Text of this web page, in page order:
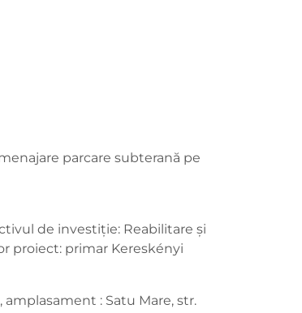
parcare subterană pe
de investiție: Reabilitare și
proiect: primar Kereskényi
: Satu Mare, str.